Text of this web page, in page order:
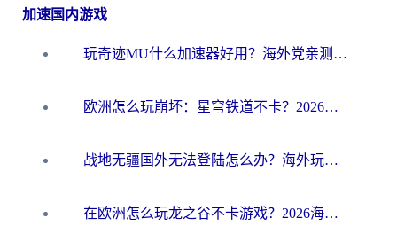
加速国内游戏
玩奇迹MU什么加速器好用？海外党亲测：这款加速器让你告别延迟卡顿！
欧洲怎么玩崩坏：星穹铁道不卡？2026海外玩家国服游戏加速器终极攻略
战地无疆国外无法登陆怎么办？海外玩家国服畅玩终极指南（附欧服魔兽EVE加速方案）
在欧洲怎么玩龙之谷不卡游戏？2026海外党国服游戏加速全攻略